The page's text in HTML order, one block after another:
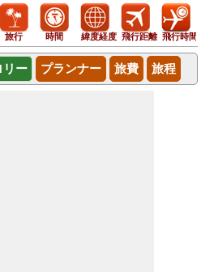
旅行 時間 緯度経度 飛行距離 飛行時間
リー プランナー 旅費 旅程